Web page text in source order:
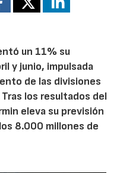
un 11% su
y junio, impulsada
de las divisiones
los resultados del
eleva su previsión
8.000 millones de